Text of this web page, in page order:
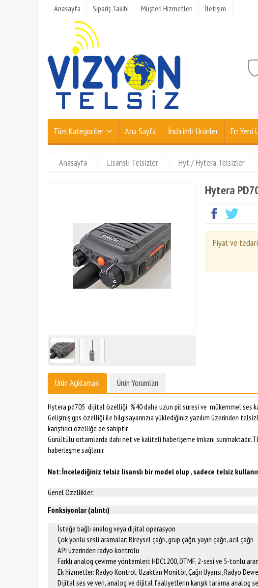
Anasayfa Sipariş Takibi Müşteri Hizmetleri İletişim
Tüm Kategoriler Ana Sayfa İndirimli Ürünler En Yeni
Anasayfa Lisanslı Telsizler Hyt / Hytera Telsizler
Hytera
Fiyat ve
Ürün Açıklaması Ürün Yorumları
Hytera pd705 dijital özelliği %40 daha uzun pil süresi ve mükemmel ses
Gelişmiş gps özelliği ile bilgisayarınzıa yüklediğiniz yazılım üzerinden
karıştırıcı özelliğe de sahiptir.
Gürültülü ortamlarda dahi net ve kaliteli haberlşeme imkanı
haberleşme sağlanır.
Not: İncelediğiniz telsiz lisanslı bir model olup , sadece telsiz
Genel Özellikler;
Fonksiyonlar (alıntı)
İsteğe bağlı analog veya dijital operasyon
Çok yönlü sesli aramalar: Bireysel çağrı, grup çağrı, yayın çağrı, acil çağrı
API üzerinden radyo kontrolü
Farklı analog çevirme yöntemleri: HDC1200, DTMF, 2-sesi ve 5-tonlu
Ek hizmetler: Radyo Kontrol, Uzaktan Monitör, Çağrı Uyarısı, Radyo
Dijital ses ve veri, analog ve dijital faaliyetlerin karışık tarama analog